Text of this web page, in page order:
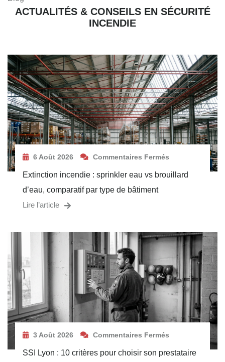
ACTUALITÉS & CONSEILS EN SÉCURITÉ
INCENDIE
6 Août 2026 Commentaires Fermés
Extinction incendie : sprinkler eau vs brouillard
d’eau, comparatif par type de bâtiment
Lire l’article
3 Août 2026 Commentaires Fermés
SSI Lyon : 10 critères pour choisir son prestataire